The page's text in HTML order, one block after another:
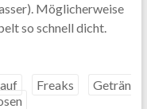
Möglicherweise
so schnell dicht.
Freaks
Geträn